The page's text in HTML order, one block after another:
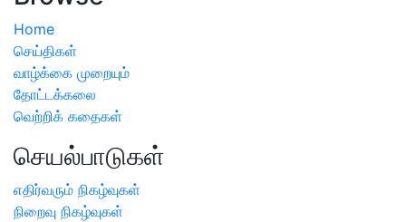
Home
செய்திகள்
வாழ்க்கை முறையும்
தோட்டக்கலை
வெற்றிக் கதைகள்
செயல்பாடுகள்
எதிர்வரும் நிகழ்வுகள்
நிறைவு நிகழ்வுகள்